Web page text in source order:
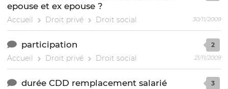
epouse et ex epouse ?
Accueil Droit privé Droit social 30/11/2009
participation
Accueil Droit privé Droit social
2
21/11/2009
durée CDD remplacement salarié
3